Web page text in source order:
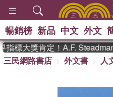
熱
暢銷榜 新品 中文 外文
標大獎肯定！A.F.
三民網路書店
外文書 人